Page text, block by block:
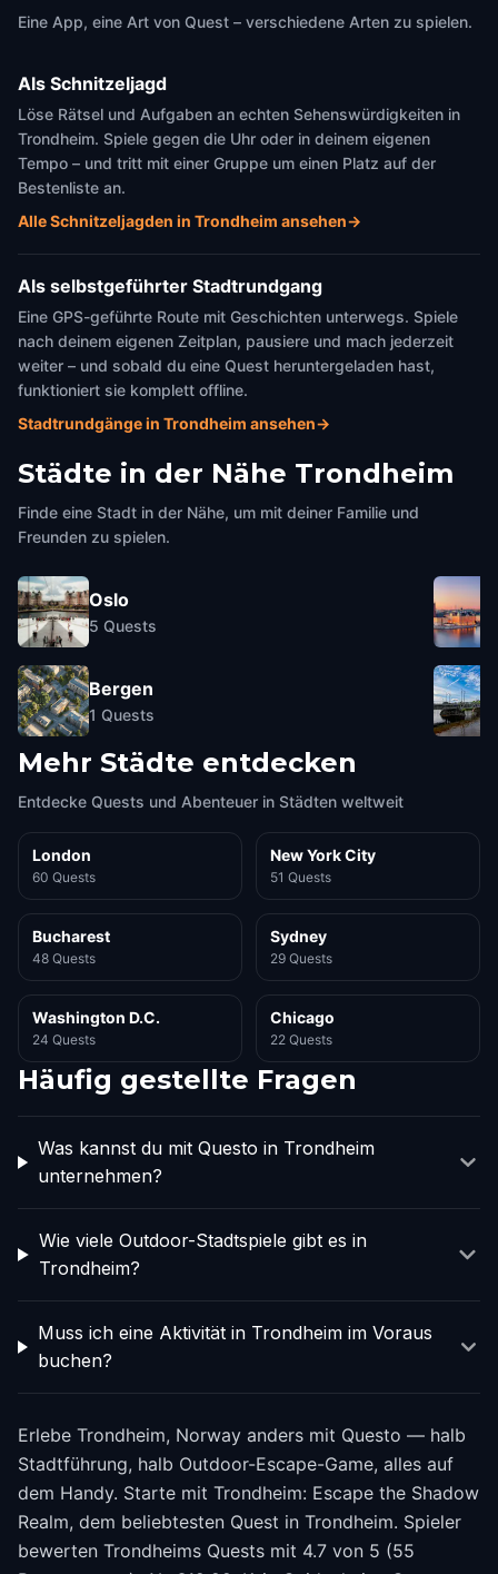
Eine App, eine Art von Quest – verschiedene Arten zu spielen.
Als Schnitzeljagd
Löse Rätsel und Aufgaben an echten Sehenswürdigkeiten in
Trondheim. Spiele gegen die Uhr oder in deinem eigenen
Tempo – und tritt mit einer Gruppe um einen Platz auf der
Bestenliste an.
Alle Schnitzeljagden in Trondheim ansehen→
Als selbstgeführter Stadtrundgang
Eine GPS-geführte Route mit Geschichten unterwegs. Spiele
nach deinem eigenen Zeitplan, pausiere und mach jederzeit
weiter – und sobald du eine Quest heruntergeladen hast,
funktioniert sie komplett offline.
Stadtrundgänge in Trondheim ansehen→
Städte in der Nähe Trondheim
Finde eine Stadt in der Nähe, um mit deiner Familie und
Freunden zu spielen.
Oslo
5 Quests
Bergen
1 Quests
Mehr Städte entdecken
Entdecke Quests und Abenteuer in Städten weltweit
London
60 Quests
New York City
51 Quests
Bucharest
48 Quests
Sydney
29 Quests
Washington D.C.
24 Quests
Chicago
22 Quests
Häufig gestellte Fragen
Was kannst du mit Questo in Trondheim
unternehmen?
Wie viele Outdoor-Stadtspiele gibt es in
Trondheim?
Muss ich eine Aktivität in Trondheim im Voraus
buchen?
Erlebe Trondheim, Norway anders mit Questo — halb
Stadtführung, halb Outdoor-Escape-Game, alles auf
dem Handy. Starte mit Trondheim: Escape the Shadow
Realm, dem beliebtesten Quest in Trondheim. Spieler
bewerten Trondheims Quests mit 4.7 von 5 (55